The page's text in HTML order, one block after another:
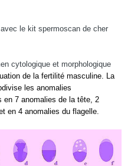
le kit spermoscan de cher
cytologique et morphologique
de la fertilité masculine. La
les anomalies
en 7 anomalies de la tête, 2
en 4 anomalies du flagelle.